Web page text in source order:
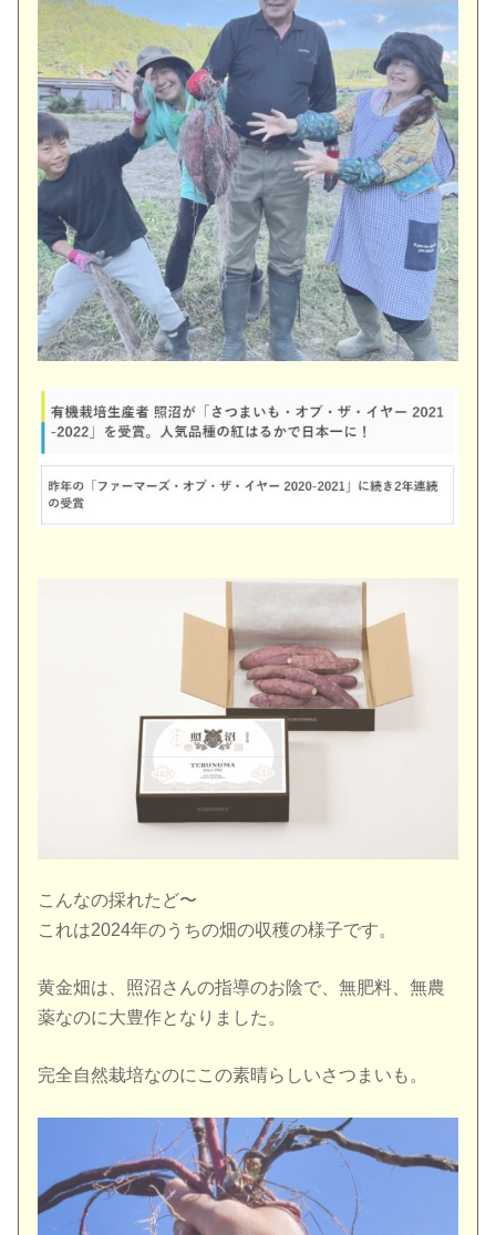
こんなの採れたど〜
これは2024年のうちの畑の収穫の様子です。
黄金畑は、照沼さんの指導のお陰で、無肥料、無農
薬なのに大豊作となりました。
完全自然栽培なのにこの素晴らしいさつまいも。